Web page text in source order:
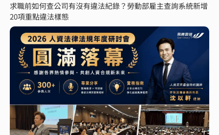
求職前如何查公司有沒有違法紀錄？勞動部雇主查詢系統新增
20項重點違法樣態